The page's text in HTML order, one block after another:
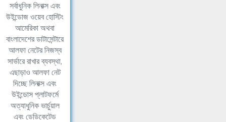
সর্বাধুনিক লিনাক্স এবং
উইন্ডোজ ওয়েব হোস্টিং
আমেরিকা অথবা
বাংলাদেশের ডাটাসেন্টারে
আলফা নেটের নিজস্ব
সার্ভারে রাখার ব্যবস্থা,
এছাড়াও আলফা নেট
দিচ্ছে লিনাক্স এবং
উইন্ডোস প্লাটফর্মে
অত্যাধুনিক ভার্চুয়াল
এবং ডেডিকেটেড